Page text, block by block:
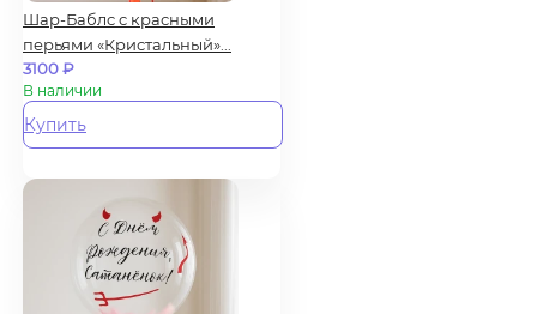
Шар-Баблс с красными
перьями «Кристальный»...
3100₽
В наличии
Купить